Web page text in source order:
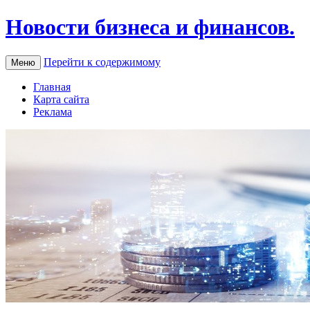
Новости бизнеса и финансов.
Меню Перейти к содержимому
Главная
Карта сайта
Реклама